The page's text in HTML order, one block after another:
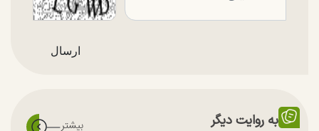
به روایت دیگر